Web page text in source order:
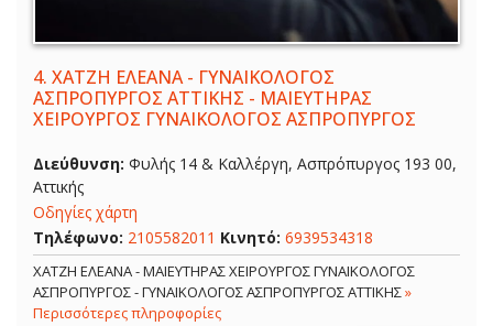
4. ΧΑΤΖΗ ΕΛΕΑΝΑ - ΓΥΝΑΙΚΟΛΟΓΟΣ
ΑΣΠΡΟΠΥΡΓΟΣ ΑΤΤΙΚΗΣ - ΜΑΙΕΥΤΗΡΑΣ
ΧΕΙΡΟΥΡΓΟΣ ΓΥΝΑΙΚΟΛΟΓΟΣ ΑΣΠΡΟΠΥΡΓΟΣ
Διεύθυνση: Φυλής 14 & Καλλέργη, Ασπρόπυργος 193 00,
Αττικής
Οδηγίες χάρτη
Τηλέφωνο: 2105582011 Κινητό: 6939534318
ΧΑΤΖΗ ΕΛΕΑΝΑ - ΜΑΙΕΥΤΗΡΑΣ ΧΕΙΡΟΥΡΓΟΣ ΓΥΝΑΙΚΟΛΟΓΟΣ
ΑΣΠΡΟΠΥΡΓΟΣ - ΓΥΝΑΙΚΟΛΟΓΟΣ ΑΣΠΡΟΠΥΡΓΟΣ ΑΤΤΙΚΗΣ»
Περισσότερες πληροφορίες